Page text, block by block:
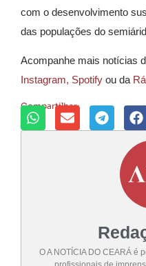
com o desenvolvimento
das populações do
Acompanhe mais notícias
Instagram, Spotify ou da
Compartilhar:
O A NOTÍCIA DO CEARÁ é